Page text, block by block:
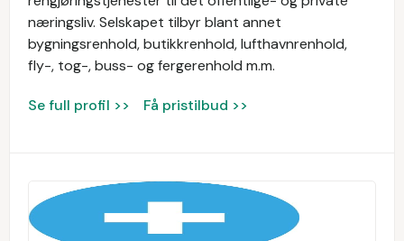
næringsliv. Selskapet tilbyr blant annet
bygningsrenhold, butikkrenhold, lufthavnrenhold,
fly-, tog-, buss- og fergerenhold m.m.
Se full profil >> Få pristilbud >>